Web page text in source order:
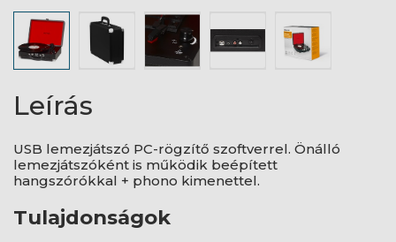
Leírás
USB lemezjátszó PC-rögzítő szoftverrel. Önálló
lemezjátszóként is működik beépített
hangszórókkal + phono kimenettel.
Tulajdonságok